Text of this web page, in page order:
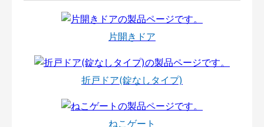
片開きドア
折戸ドア(錠なしタイプ)
ねこゲート